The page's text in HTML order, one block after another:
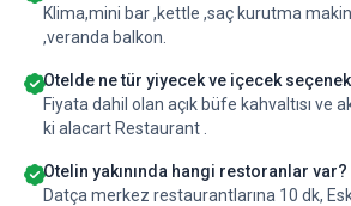
Klima,mini bar ,kettle ,saç kurutma
,veranda balkon.
Otelde ne tür yiyecek ve içecek
Fiyata dahil olan açık büfe kahvaltısı ve
ki alacart Restaurant .
Otelin yakınında hangi restoranlar var?
Datça merkez restaurantlarına 10 dk,